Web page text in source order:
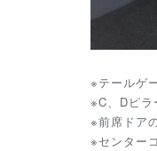
※テールゲ
※C、Dピ
※前席ドア
※センター